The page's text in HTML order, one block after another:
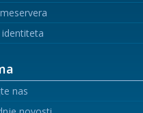
identiteta
nas